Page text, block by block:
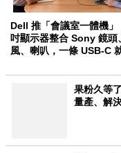
Dell 推「會議室一體機」
吋顯示器整合 Sony 鏡頭
風、喇叭，一條 USB-C
果粉久等
量產、解